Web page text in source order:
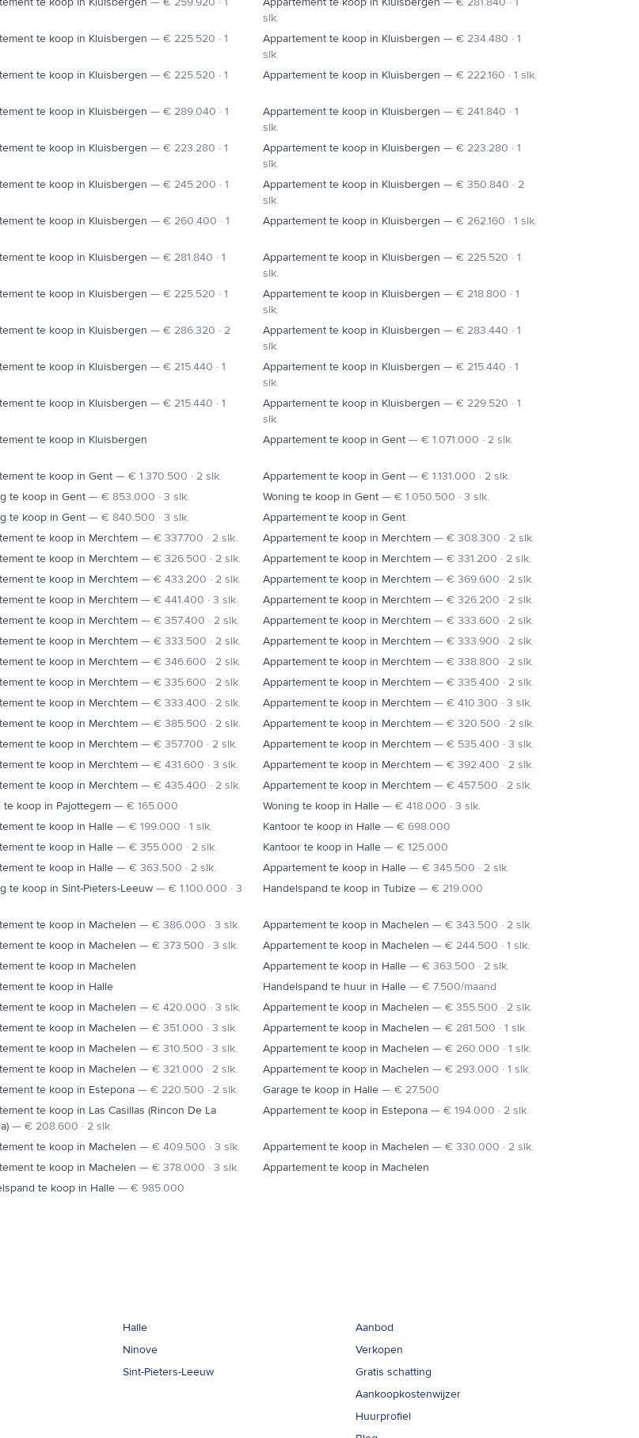
slk.
te koop in Kluisbergen — € 225.520 · 1
Appartement te koop in Kluisbergen —€ 234.480 · 1
slk.
te koop in Kluisbergen — € 225.520 · 1
Appartement te koop in Kluisbergen —€ 222.160 · 1 slk.
te koop in Kluisbergen — € 289.040 · 1
Appartement te koop in Kluisbergen —€ 241.840 · 1
slk.
te koop in Kluisbergen — € 223.280 · 1
Appartement te koop in Kluisbergen —€ 223.280 · 1
slk.
te koop in Kluisbergen — € 245.200 · 1
Appartement te koop in Kluisbergen —€ 350.840 · 2
slk.
te koop in Kluisbergen — € 260.400 · 1
Appartement te koop in Kluisbergen —€ 262.160 · 1 slk.
te koop in Kluisbergen — € 281.840 · 1
Appartement te koop in Kluisbergen —€ 225.520 · 1
slk.
te koop in Kluisbergen — € 225.520 · 1
Appartement te koop in Kluisbergen —€ 218.800 · 1
slk.
te koop in Kluisbergen — € 286.320 · 2
Appartement te koop in Kluisbergen —€ 283.440 · 1
slk.
te koop in Kluisbergen — € 215.440 · 1
Appartement te koop in Kluisbergen —€ 215.440 · 1
slk.
te koop in Kluisbergen — € 215.440 · 1
Appartement te koop in Kluisbergen —€ 229.520 · 1
slk.
te koop in Kluisbergen Appartement te koop in Gent —€ 1.071.000 · 2 slk.
te koop in Gent— € 1.370.500 · 2 slk. Appartement te koop in Gent —€ 1.131.000 · 2 slk.
te koop in Gent— € 853.000 · 3 slk. Woning te koop in Gent —€ 1.050.500 · 3 slk.
te koop in Gent— € 840.500 · 3 slk.
Appartement te koop in Gent
te koop in Merchtem— € 337.700 · 2 slk. Appartement te koop in Merchtem —€ 308.300 · 2 slk.
te koop in Merchtem— € 326.500 · 2 slk. Appartement te koop in Merchtem —€ 331.200 · 2 slk.
te koop in Merchtem— € 433.200 · 2 slk. Appartement te koop in Merchtem —€ 369.600 · 2 slk.
te koop in Merchtem— € 441.400 · 3 slk. Appartement te koop in Merchtem —€ 326.200 · 2 slk.
te koop in Merchtem— € 357.400 · 2 slk. Appartement te koop in Merchtem —€ 333.600 · 2 slk.
te koop in Merchtem— € 333.500 · 2 slk. Appartement te koop in Merchtem —€ 333.900 · 2 slk.
te koop in Merchtem— € 346.600 · 2 slk. Appartement te koop in Merchtem —€ 338.800 · 2 slk.
te koop in Merchtem— € 335.600 · 2 slk. Appartement te koop in Merchtem —€ 335.400 · 2 slk.
te koop in Merchtem— € 333.400 · 2 slk. Appartement te koop in Merchtem —€ 410.300 · 3 slk.
te koop in Merchtem— € 385.500 · 2 slk. Appartement te koop in Merchtem —€ 320.500 · 2 slk.
te koop in Merchtem— € 357.700 · 2 slk. Appartement te koop in Merchtem —€ 535.400 · 3 slk.
te koop in Merchtem— € 431.600 · 3 slk. Appartement te koop in Merchtem —€ 392.400 · 2 slk.
te koop in Merchtem— € 435.400 · 2 slk. Appartement te koop in Merchtem —€ 457.500 · 2 slk.
te koop in Pajottegem— € 165.000 Woning te koop in Halle —€ 418.000 · 3 slk.
te koop in Halle— € 199.000 · 1 slk. Kantoor te koop in Halle —€ 698.000
te koop in Halle— € 355.000 · 2 slk. Kantoor te koop in Halle —€ 125.000
te koop in Halle— € 363.500 · 2 slk. Appartement te koop in Halle —€ 345.500 · 2 slk.
te koop in Sint-Pieters-Leeuw— € 1.100.000 · 3
Handelspand te koop in Tubize —€ 219.000
te koop in Machelen — € 386.000 · 3 slk. Appartement te koop in Machelen —€ 343.500 · 2 slk.
te koop in Machelen — € 373.500 · 3 slk. Appartement te koop in Machelen —€ 244.500 · 1 slk.
te koop in Machelen Appartement te koop in Halle —€ 363.500 · 2 slk.
te koop in Halle Handelspand te huur in Halle —€ 7.500/maand
te koop in Machelen — € 420.000 · 3 slk. Appartement te koop in Machelen —€ 355.500 · 2 slk.
te koop in Machelen — € 351.000 · 3 slk. Appartement te koop in Machelen —€ 281.500 · 1 slk.
te koop in Machelen — € 310.500 · 3 slk. Appartement te koop in Machelen —€ 260.000 · 1 slk.
te koop in Machelen — € 321.000 · 2 slk. Appartement te koop in Machelen —€ 293.000 · 1 slk.
te koop in Estepona— € 220.500 · 2 slk. Garage te koop in Halle —€ 27.500
te koop in Las Casillas (Rincon De La
— € 208.600 · 2 slk.
Appartement te koop in Estepona —€ 194.000 · 2 slk.
te koop in Machelen — € 409.500 · 3 slk. Appartement te koop in Machelen —€ 330.000 · 2 slk.
te koop in Machelen — € 378.000 · 3 slk.
Appartement te koop in Machelen
te koop in Halle— € 985.000
Halle
Ninove
Sint-Pieters-Leeuw
Aanbod
Verkopen
Gratis schatting
Aankoopkostenwijzer
Huurprofiel